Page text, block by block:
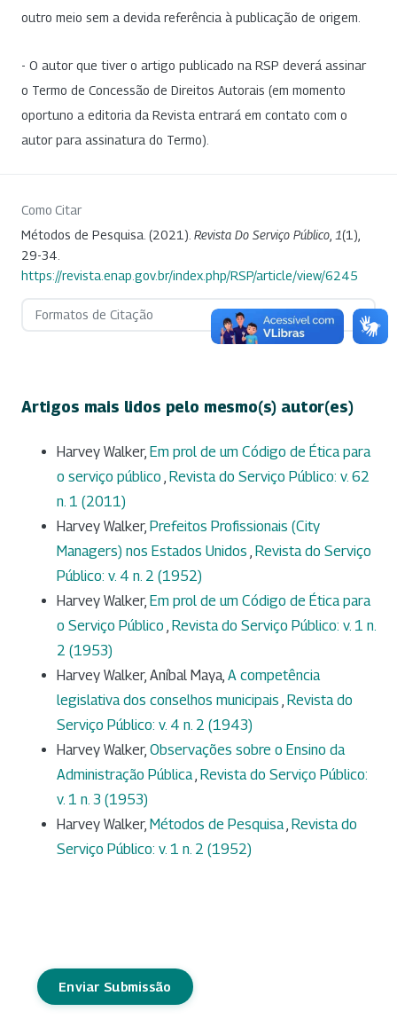
outro meio sem a devida referência à publicação de origem.
- O autor que tiver o artigo publicado na RSP deverá assinar
o Termo de Concessão de Direitos Autorais (em momento
oportuno a editoria da Revista entrará em contato com o
autor para assinatura do Termo).
Como Citar
Métodos de Pesquisa. (2021). Revista Do Serviço Público 1(1),
29-34.
https://revista.enap.gov.br/index.php/RSP/article/view/6245
Formatos de Citação
Artigos mais lidos pelo mesmo(s) autor(es)
Harvey Walker, Em prol de um Código de Ética para
o serviço público , Revista do Serviço Público: v. 62
n. 1 (2011)
Harvey Walker, Prefeitos Profissionais (City
Managers) nos Estados Unidos , Revista do Serviço
Público: v. 4 n. 2 (1952)
Harvey Walker, Em prol de um Código de Ética para
o Serviço Público , Revista do Serviço Público: v. 1 n.
2 (1953)
Harvey Walker, Aníbal Maya, A competência
legislativa dos conselhos municipais , Revista do
Serviço Público: v. 4 n. 2 (1943)
Harvey Walker, Observações sobre o Ensino da
Administração Pública, Revista do Serviço Público:
v. 1 n. 3 (1953)
Harvey Walker, Métodos de Pesquisa, Revista do
Serviço Público: v. 1 n. 2 (1952)
Enviar Submissão